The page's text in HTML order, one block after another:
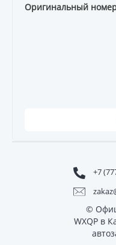
Оригинальный
+7
©
WXQP в